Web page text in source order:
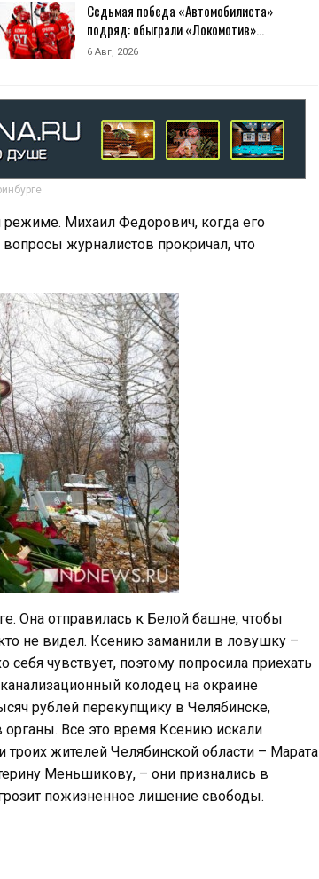
Седьмая победа «Автомобилиста»
подряд: обыграли «Локомотив»…
6 Авг, 2026
Михаил Федорович, когда его
журналистов прокричал, что
Она отправилась к Белой башне, чтобы
не видел. Ксению заманили в ловушку –
чувствует, поэтому попросила приехать
колодец на окраине
рублей перекупщику в Челябинске,
Все это время Ксению искали
троих жителей Челябинской области – Марата
Меньшикову, – они признались в
пожизненное лишение свободы.